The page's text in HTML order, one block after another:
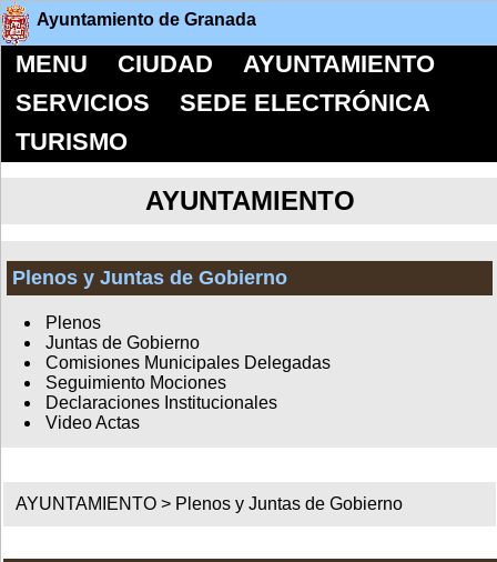
Ayuntamiento de Granada
MENU CIUDAD
AYUNTAMIENTO
SERVICIOS
SEDE ELECTRÓNICA
TURISMO
AYUNTAMIENTO
Plenos y Juntas de Gobierno
Plenos
Juntas de Gobierno
Comisiones Municipales Delegadas
Seguimiento Mociones
Declaraciones Institucionales
Video Actas
AYUNTAMIENTO > Plenos y Juntas de Gobierno